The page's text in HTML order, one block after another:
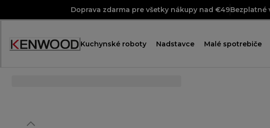
Doprava zdarma pre všetky nákupy nad €49Bezplatné
Kuchynské roboty Nadstavce Malé spotrebiče